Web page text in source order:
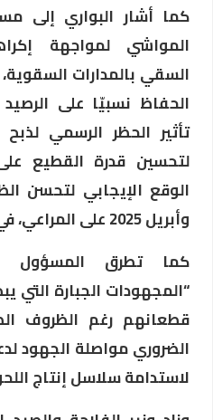
كما أشار البواري إلى
المواشي لمواجهة
السقي بالمدارات
الحفاظ نسبيّا على الرصيد
تأثير الحظر الرسمي
لتحسين قدرة القطيع على
الوقع الإيجابي لتحسن
وأبريل 2025 على المراعي، في إعادة تكوين القطيع.
كما تطرق المسؤول
“المجهودات الجبارة التي
قطعانهم رغم الظروف
الضروري مواصلة الجهود
لاستدامة سلاسل إنتاج